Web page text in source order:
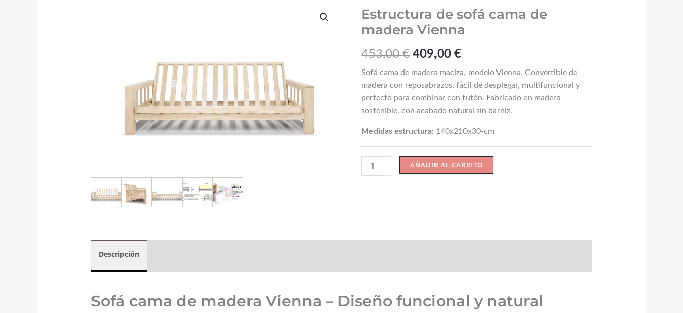
Estructura de sofá cama de
madera Vienna
453,00€
El
precio
original
era:
453,00 €.
409,00€
El
precio
actual
409,00 €.
Sofá cama de madera maciza, modelo Vienna. Convertible de
madera con reposabrazos, fácil de desplegar, multifuncional y
perfecto para combinar con futón. Fabricado en madera
sostenible, con acabado natural sin barniz.
Medidas estructura: 140x210x30-cm
Estructura
de
sofá
de
madera
Vienna
cantidad
AÑADIR AL CARRITO
Descripción
Sofá cama de madera Vienna – Diseño funcional y natural